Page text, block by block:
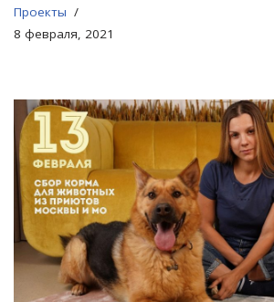
Проекты
8 февраля, 2021